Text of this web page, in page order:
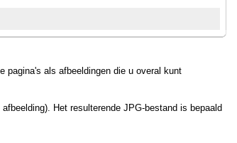
pagina's als afbeeldingen die u overal kunt
Het resulterende JPG-bestand is bepaald